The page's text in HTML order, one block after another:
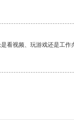
看视频、玩游戏还是工作